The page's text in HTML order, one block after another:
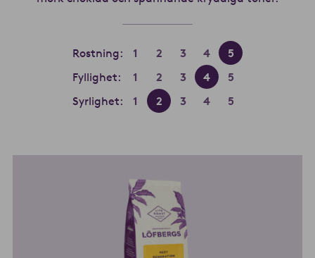
Rostning: 1 2 3 4
5
Fyllighet:
1 2 3 4
5
Syrlighet:
1 2 3 4 5